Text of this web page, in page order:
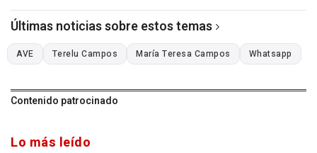
Últimas noticias sobre estos temas
AVE Terelu Campos María Teresa Campos Whatsapp
Contenido patrocinado
Lo más leído